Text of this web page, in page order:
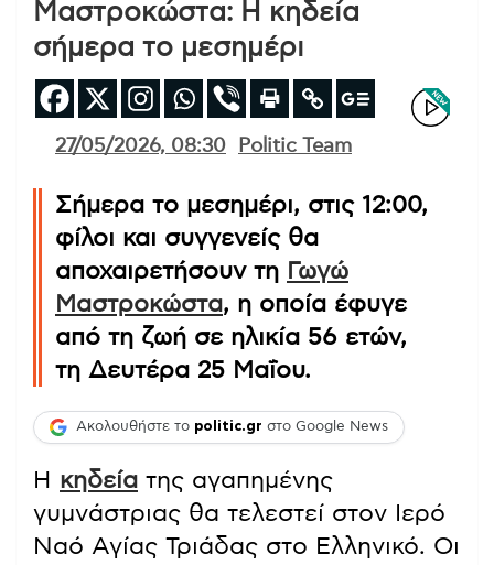
Μαστροκώστα: Η κηδεία
σήμερα το μεσημέρι
27/05/2026, 08:30 Politic Team
Σήμερα το μεσημέρι, στις 12:00,
φίλοι και συγγενείς θα
αποχαιρετήσουν τη Γωγώ
Μαστροκώστα, η οποία έφυγε
από τη ζωή σε ηλικία 56 ετών,
τη Δευτέρα 25 Μαΐου.
Ακολουθήστε το politic.gr στο Google News
Η κηδεία της αγαπημένης
γυμνάστριας θα τελεστεί στον Ιερό
Ναό Αγίας Τριάδας στο Ελληνικό. Οι